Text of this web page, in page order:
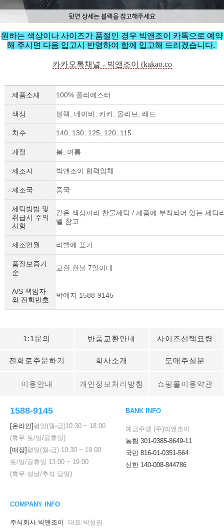
원하는 색상이나 사이즈가 품절인 경우 빅앤조이 카톡으로 예약
해 주시면 다음 입고시 반영하여 함께 입고해 드리겠습니다.
카카오톡채널 - 빅앤조이 (kakao.co
제품소재 100% 폴리에스터
색상 블랙, 네이비, 카키, 올리브, 레드
치수 140, 130, 125, 120, 115
계절 봄, 여름
제조자 빅앤조이 협력업체
제조국 중국
세탁방법 및
취급시 주의
사항
같은 색상끼리 찬물세탁 / 제품에 부착되어 있는 세탁
벨 참고
제조연월 라벨에 표기
품질보증기
준
교환,환불 7일이내
A/S 책임자
와 전화번호
박예지 1588-9145
1:1문의 반품교환안내 사이즈선택요령
전화로주문하기 회사소개 도매주실분
이용안내 개인정보처리방침 쇼핑몰이용약관
1588-9145
[온라인]평일(월-금)10:30 ~ 18:00
(휴무:토/일/공휴일)
[매장]평일(월-금) 10:30 ~ 19:00
토/일/공휴일 13:00 ~ 19:00
(휴무:설날/추석 당일)
BANK INFO
예금주명 (주)빅앤조이
농협 301-0385-8649-11
국민 816-01-0351-564
신한 140-008-844786
COMPANY INFO
주식회사 빅앤조이 대표 박성권